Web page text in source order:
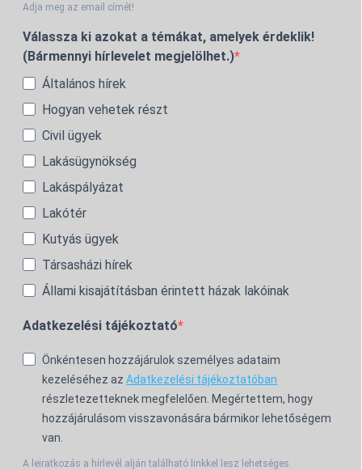
Adja meg az email címét!
Válassza ki azokat a témákat, amelyek érdeklik!
(Bármennyi hírlevelet megjelölhet.)
Általános hírek
Hogyan vehetek részt
Civil ügyek
Lakásügynökség
Lakáspályázat
Lakótér
Kutyás ügyek
Társasházi hírek
Állami kisajátításban érintett házak lakóinak
Adatkezelési tájékoztató
Önkéntesen hozzájárulok személyes adataim
kezeléséhez az Adatkezelési tájékoztatóban
részletezetteknek megfelelően. Megértettem, hogy
hozzájárulásom visszavonására bármikor lehetőségem
van.
A leiratkozás a hírlevél alján található linkkel lesz lehetséges.